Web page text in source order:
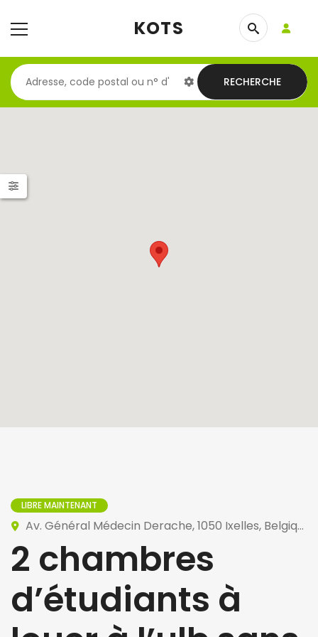
KOTS
RECHERCHE
LIBRE MAINTENANT
Av. Général Médecin Derache, 1050 Ixelles, Belgique
2 chambres
d’étudiants à